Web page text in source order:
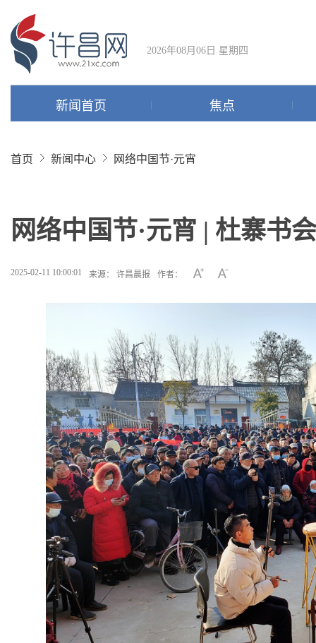
2026年08月06日 星期四
新闻首页 焦点
首页 新闻中心 网络中国节·元宵
网络中国节·元宵 | 杜寨书
2025-02-11 10:00:01 来源： 许昌晨报 作者：